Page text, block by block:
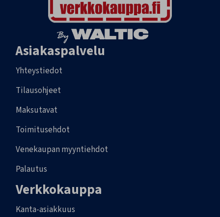
Asiakaspalvelu
Yhteystiedot
Tilausohjeet
Maksutavat
Toimitusehdot
Venekaupan myyntiehdot
Palautus
Verkkokauppa
Kanta-asiakkuus